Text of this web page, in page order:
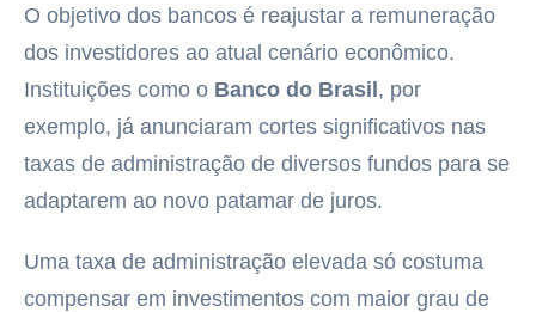
O objetivo dos bancos é reajustar a remuneração
dos investidores ao atual cenário econômico.
Instituições como o Banco do Brasil , por
exemplo, já anunciaram cortes significativos nas
taxas de administração de diversos fundos para se
adaptarem ao novo patamar de juros.
Uma taxa de administração elevada só costuma
compensar em investimentos com maior grau de